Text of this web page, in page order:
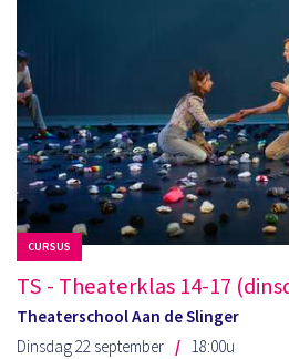
CURSUS
TS - Theaterklas 14-17
Theaterschool Aan de Slinger
Dinsdag 22 september
18:00u